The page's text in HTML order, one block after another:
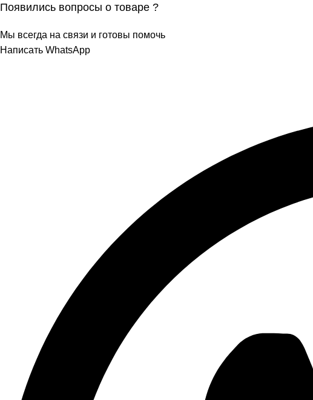
Появились вопросы о товаре ?
Мы всегда на связи и готовы помочь
Написать WhatsApp